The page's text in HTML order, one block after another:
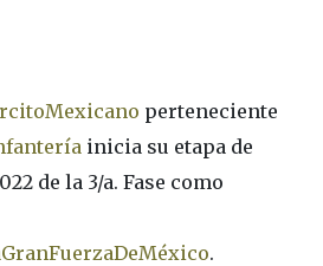
perteneciente
inicia su etapa de
de la 3/a. Fase como
.